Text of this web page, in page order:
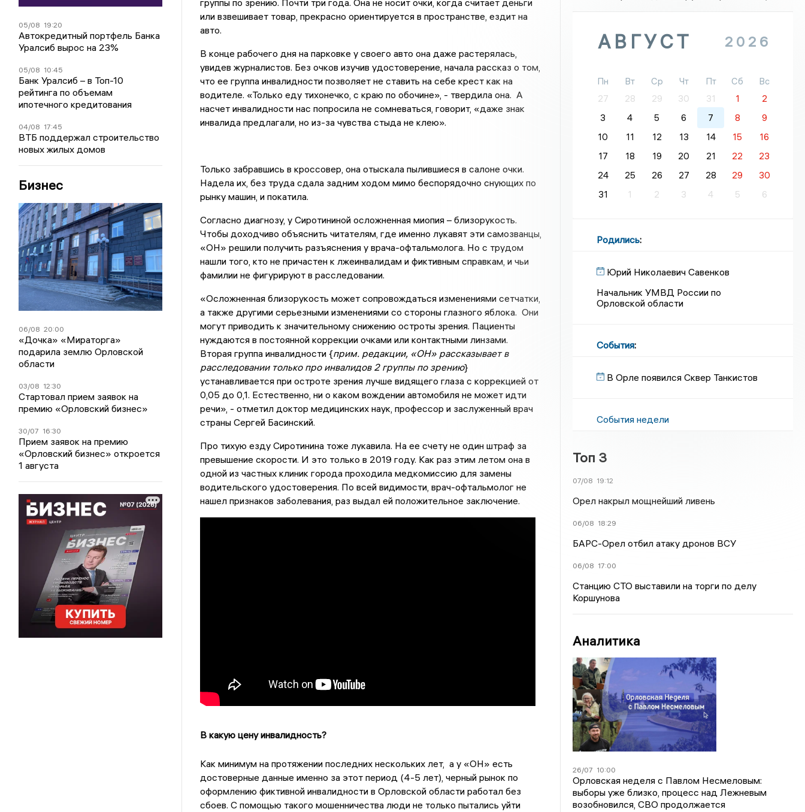
05/08 19:20
Автокредитный портфель Банка
Уралсиб вырос на 23%
05/08 10:45
Банк Уралсиб – в Топ-10
рейтинга по объемам
ипотечного кредитования
04/08 17:45
ВТБ поддержал строительство
новых жилых домов
Бизнес
06/08 20:00
«Дочка» «Мираторга»
подарила землю Орловской
области
03/08 12:30
Стартовал прием заявок на
премию «Орловский бизнес»
30/07 16:30
Прием заявок на премию
«Орловский бизнес» откроется
1 августа
группы по зрению. Почти три года. Она не носит очки, когда считает деньги
или взвешивает товар, прекрасно ориентируется в пространстве, ездит на
авто.
В конце рабочего дня на парковке у своего авто она даже растерялась,
увидев журналистов. Без очков изучив удостоверение, начала рассказ о том,
что ее группа инвалидности позволяет не ставить на себе крест как на
водителе. «Только еду тихонечко, с краю по обочине», - твердила она. А
насчет инвалидности нас попросила не сомневаться, говорит, «даже знак
инвалида предлагали, но из-за чувства стыда не клею».
Только забравшись в кроссовер, она отыскала пылившиеся в салоне очки.
Надела их, без труда сдала задним ходом мимо беспорядочно снующих по
рынку машин, и покатила.
Согласно диагнозу, у Сиротининой осложненная миопия – близорукость.
Чтобы доходчиво объяснить читателям, где именно лукавят эти самозванцы,
«ОН» решили получить разъяснения у врача-офтальмолога. Но с трудом
нашли того, кто не причастен к лжеинвалидам и фиктивным справкам, и чьи
фамилии не фигурируют в расследовании.
«Осложненная близорукость может сопровождаться изменениями сетчатки,
а также другими серьезными изменениями со стороны глазного яблока. Они
могут приводить к значительному снижению остроты зрения. Пациенты
нуждаются в постоянной коррекции очками или контактными линзами.
Вторая группа инвалидности {прим. редакции, «ОН» рассказывает в
расследовании только про инвалидов 2 группы по зрению}
устанавливается при остроте зрения лучше видящего глаза с коррекцией от
0,05 до 0,1. Естественно, ни о каком вождении автомобиля не может идти
речи», - отметил доктор медицинских наук, профессор и заслуженный врач
страны Сергей Басинский.
Про тихую езду Сиротинина тоже лукавила. На ее счету не один штраф за
превышение скорости. И это только в 2019 году. Как раз этим летом она в
одной из частных клиник города проходила медкомиссию для замены
водительского удостоверения. По всей видимости, врач-офтальмолог не
нашел признаков заболевания, раз выдал ей положительное заключение.
В какую цену инвалидность?
Как минимум на протяжении последних нескольких лет, а у «ОН» есть
достоверные данные именно за этот период (4-5 лет), черный рынок по
оформлению фиктивной инвалидности в Орловской области работал без
сбоев. С помощью такого мошенничества люди не только пытались уйти
АВГУСТ 2026
Пн Вт Ср Чт Пт Сб
Вс
27
28 29 30 31 1
2
3
4 5 6 7 8
9
10
11 12 13 14 15
16
17
18 19 20 21 22
23
24
25 26 27 28 29
30
31
1 2 3 4 5 6
Родились:
Юрий Николаевич Савенков
Начальник УМВД России по
Орловской области
События:
В Орле появился Сквер Танкистов
События недели
Топ 3
07/08 19:12
Орел накрыл мощнейший ливень
06/08 18:29
БАРС-Орел отбил атаку дронов ВСУ
06/08 17:00
Станцию СТО выставили на торги по делу
Коршунова
Аналитика
26/07 10:00
Орловская неделя с Павлом Несмеловым:
выборы уже близко, процесс над Лежневым
возобновился, СВО продолжается